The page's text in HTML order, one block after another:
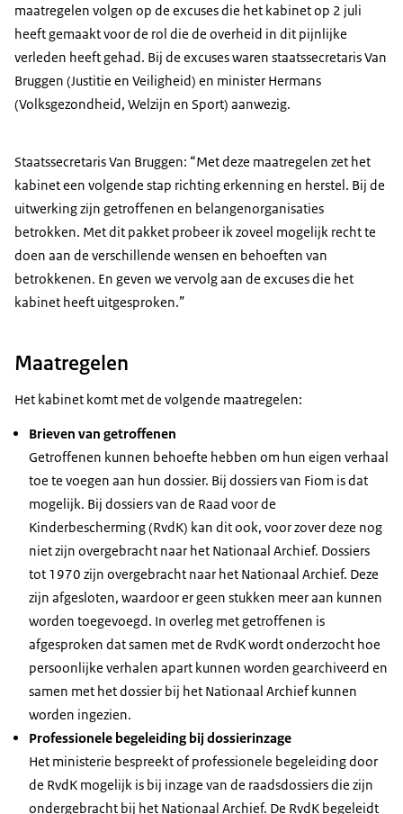
maatregelen volgen op de excuses die het kabinet op 2 juli
heeft gemaakt voor de rol die de overheid in dit pijnlijke
verleden heeft gehad. Bij de excuses waren staatssecretaris Van
Bruggen (Justitie en Veiligheid) en minister Hermans
(Volksgezondheid, Welzijn en Sport) aanwezig.
Staatssecretaris Van Bruggen: “Met deze maatregelen zet het
kabinet een volgende stap richting erkenning en herstel. Bij de
uitwerking zijn getroffenen en belangenorganisaties
betrokken. Met dit pakket probeer ik zoveel mogelijk recht te
doen aan de verschillende wensen en behoeften van
betrokkenen. En geven we vervolg aan de excuses die het
kabinet heeft uitgesproken.”
Maatregelen
Het kabinet komt met de volgende maatregelen:
Brieven van getroffenen
Getroffenen kunnen behoefte hebben om hun eigen verhaal
toe te voegen aan hun dossier. Bij dossiers van Fiom is dat
mogelijk. Bij dossiers van de Raad voor de
Kinderbescherming (RvdK) kan dit ook, voor zover deze nog
niet zijn overgebracht naar het Nationaal Archief. Dossiers
tot 1970 zijn overgebracht naar het Nationaal Archief. Deze
zijn afgesloten, waardoor er geen stukken meer aan kunnen
worden toegevoegd. In overleg met getroffenen is
afgesproken dat samen met de RvdK wordt onderzocht hoe
persoonlijke verhalen apart kunnen worden gearchiveerd en
samen met het dossier bij het Nationaal Archief kunnen
worden ingezien.
Professionele begeleiding bij dossierinzage
Het ministerie bespreekt of professionele begeleiding door
de RvdK mogelijk is bij inzage van de raadsdossiers die zijn
ondergebracht bij het Nationaal Archief. De RvdK begeleidt